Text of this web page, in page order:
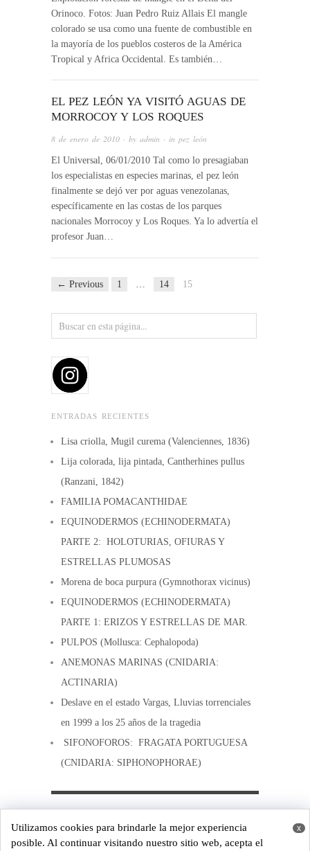
Orinoco. Fotos: Juan Pedro Ruiz Allais El mangle
colorado se usa como una fuente de combustible en
la mayoría de los pueblos costeros de la América
Tropical y Africa Occidental. Es también…
EL PEZ LEÓN YA VISITÓ AGUAS DE
MORROCOY Y LOS ROQUES
8 de enero de 2010 · by admin · in pez león
El Universal, 06/01/2010 Tal como lo presagiaban
los especialistas en especies marinas, el pez león
finalmente se dejó ver por aguas venezolanas,
específicamente en las costas de los parques
nacionales Morrocoy y Los Roques. Ya lo advertía el
profesor Juan…
← Previous 1 … 14 15
ENTRADAS RECIENTES
Lisa criolla, Mugil curema (Valenciennes, 1836)
Lija colorada, lija pintada, Cantherhines pullus
(Ranzani, 1842)
FAMILIA POMACANTHIDAE
EQUINODERMOS (ECHINODERMATA)
PARTE 2: HOLOTURIAS, OFIURAS Y
ESTRELLAS PLUMOSAS
Morena de boca purpura (Gymnothorax vicinus)
EQUINODERMOS (ECHINODERMATA)
PARTE 1: ERIZOS Y ESTRELLAS DE MAR.
PULPOS (Mollusca: Cephalopoda)
ANEMONAS MARINAS (CNIDARIA:
ACTINARIA)
Deslave en el estado Vargas, Lluvias torrenciales
en 1999 a los 25 años de la tragedia
SIFONOFOROS: FRAGATA PORTUGUESA
(CNIDARIA: SIPHONOPHORAE)
WordPress
x
Utilizamos cookies para brindarle la mejor experiencia
posible. Al continuar visitando nuestro sitio web, acepta el